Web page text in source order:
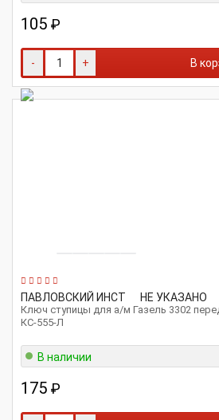
105 ₽
- + В
ПАВЛОВСКИЙ ИНСТ НЕ УКАЗАНО
Ключ ступицы для а/м Газель 3302
КС-555-Л
В наличии
175 ₽